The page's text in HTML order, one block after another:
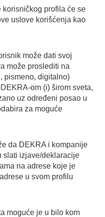
profila će se
uslove korišćenja kao
može dati svoj
može proslediti na
pismeno, digitalno)
om (i) širom sveta,
uz određeni posao u
za moguće
da DEKRA i kompanije
slati izjave/deklaracije
na adrese koje je
u svom profilu
moguće je u bilo kom